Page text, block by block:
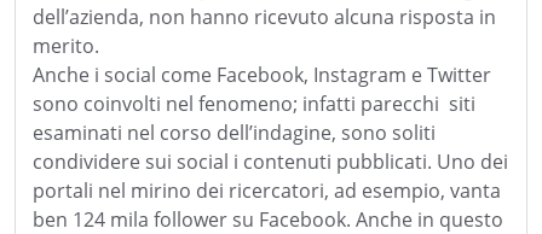
dell’azienda, non hanno ricevuto alcuna risposta in
merito.
Anche i social come Facebook, Instagram e Twitter
sono coinvolti nel fenomeno; infatti parecchi siti
esaminati nel corso dell’indagine, sono soliti
condividere sui social i contenuti pubblicati. Uno dei
portali nel mirino dei ricercatori, ad esempio, vanta
ben 124 mila follower su Facebook. Anche in questo